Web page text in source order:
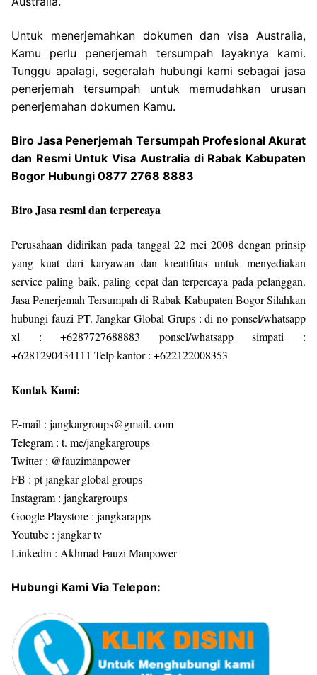
Untuk menerjemahkan dokumen dan visa Australia,
Kamu perlu penerjemah tersumpah layaknya kami.
Tunggu apalagi, segeralah hubungi kami sebagai jasa
penerjemah tersumpah untuk memudahkan urusan
penerjemahan dokumen Kamu.
Biro Jasa Penerjemah Tersumpah Profesional Akurat
dan Resmi Untuk Visa Australia di Rabak Kabupaten
Bogor Hubungi 0877 2768 8883
Biro Jasa resmi dan terpercaya
Perusahaan didirikan pada tanggal 22 mei 2008 dengan prinsip
yang kuat dari karyawan dan kreatifitas untuk menyediakan
service paling baik, paling cepat dan terpercaya pada pelanggan.
Jasa Penerjemah Tersumpah di Rabak Kabupaten Bogor Silahkan
hubungi fauzi PT. Jangkar Global Grups : di no ponsel/whatsapp
xl : +6287727688883 ponsel/whatsapp simpati :
+6281290434111 Telp kantor : +622122008353
Kontak Kami:
E-mail : jangkargroups@gmail. com
Telegram : t. me/jangkargroups
Twitter : @fauzimanpower
FB : pt jangkar global groups
Instagram : jangkargroups
Google Playstore : jangkarapps
Youtube : jangkar tv
Linkedin : Akhmad Fauzi Manpower
Hubungi Kami Via Telepon: